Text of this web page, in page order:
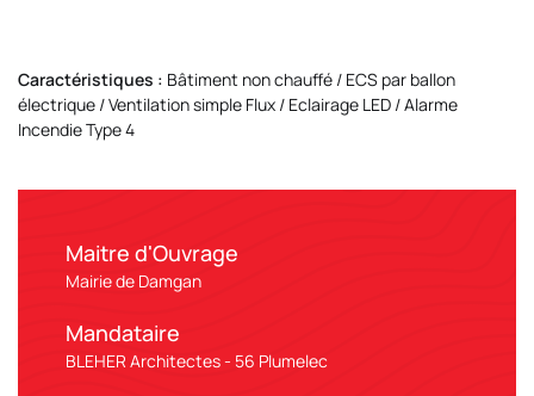
Maitre d'Ouvrage
Mairie de Damgan
Mandataire
BLEHER Architectes - 56 Plumelec
Caractéristiques : Bâtiment non chauffé / ECS par ballon
électrique / Ventilation simple Flux / Eclairage LED / Alarme
Incendie Type 4